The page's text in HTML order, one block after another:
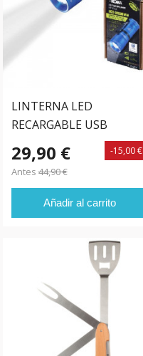
LINTERNA LED
RECARGABLE USB
29,90 €
Antes44,90 €
-15,00 €
Añadir al carrito